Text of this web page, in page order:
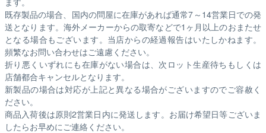
既存製品の場合、国内の問屋に在庫があれば通常7～14営業日での発
送となります。海外メーカーからの取寄などで1ヶ月以上のおまたせ
となる場合もございます。 当店からの経過報告はいたしかねます。
頻繁なお問い合わせはご遠慮ください。
折り悪くいずれにも在庫がない場合は、次ロット生産待ちもしくは
店舗都合キャンセルとなります。
新製品の場合は対応が上記と異なる場合がございますのでご容赦く
ださい。
商品入荷後は原則2営業日内に発送します。お届け希望日等ございま
したらお早めにご連絡ください。